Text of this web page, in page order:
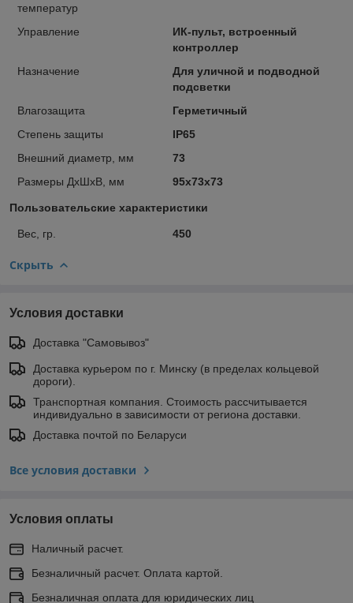
температур
Управление
ИК-пульт, встроенный
контроллер
Назначение
Для уличной и подводной
подсветки
Влагозащита
Герметичный
Степень защиты
IP65
Внешний диаметр, мм
73
Размеры ДхШхВ, мм
95х73х73
Пользовательские характеристики
Вес, гр. 450
Скрыть
Условия доставки
Доставка "Самовывоз"
Доставка курьером по г. Минску (в пределах кольцевой
дороги).
Транспортная компания. Стоимость рассчитывается
индивидуально в зависимости от региона доставки.
Доставка почтой по Беларуси
Все условия доставки
Условия оплаты
Наличный расчет.
Безналичный расчет. Оплата картой.
Безналичная оплата для юридических лиц